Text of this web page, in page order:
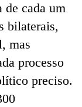
de cada um
bilaterais,
mas
processo
preciso.